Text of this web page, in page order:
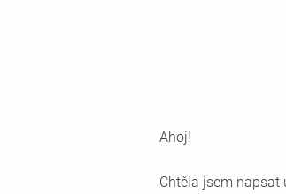
Ahoj!
Chtěla jsem napsat